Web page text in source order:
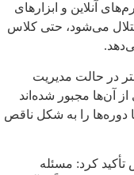
آنلاین و ابزارهای
می‌شود، حتی کلاس
در حالت مدیریت
آن‌ها مجبور شده‌اند
دوره‌ها را به شکل ناقص
کرد: مسئله